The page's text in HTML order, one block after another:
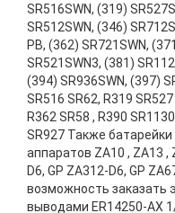
SR516SWN, (319)
SR512SWN, (346)
PB, (362) SR721SWN,
SR521SWN3, (381)
(394) SR936SWN, (397)
SR516 SR62, R319
R362 SR58 , R390
SR927 Также
аппаратов ZA10 , ZA13 ,
D6, GP ZA312-D6, GP
возможность заказать
выводами ER14250-AX